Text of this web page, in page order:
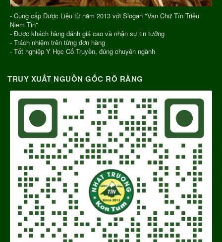
- Cung cấp Dược Liệu từ năm 2013 với Slogan "Vạn Chữ Tín Triệu
Niềm Tin"
- Được khách hàng đánh giá cao và nhận sự tin tưởng
- Trách nhiệm trên từng đơn hàng
- Tốt nghiệp Y Học Cổ Truyền, đúng chuyên ngành
TRUY XUẤT NGUỒN GỐC RÕ RÀNG